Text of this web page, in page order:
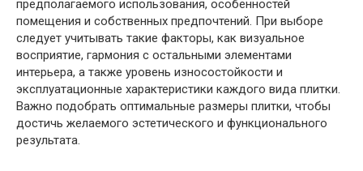
предполагаемого использования, особенностей
помещения и собственных предпочтений. При выборе
следует учитывать такие факторы, как визуальное
восприятие, гармония с остальными элементами
интерьера, а также уровень износостойкости и
эксплуатационные характеристики каждого вида плитки.
Важно подобрать оптимальные размеры плитки, чтобы
достичь желаемого эстетического и функционального
результата.